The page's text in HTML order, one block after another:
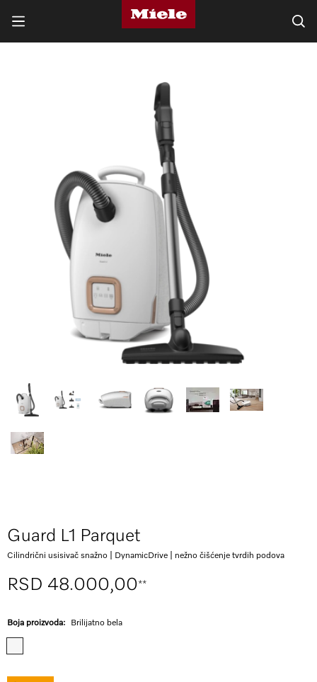
Guard L1 Parquet
Cilindrični usisivač snažno | DynamicDrive | nežno čišćenje tvrdih podova
RSD 48.000,00**
Boja proizvoda: Brilijatno bela